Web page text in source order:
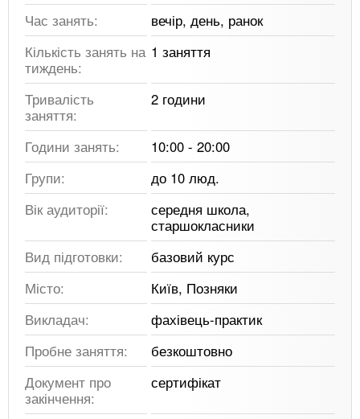
Час занять:
вечір, день, ранок
Кількість занять на
тиждень:
1 заняття
Тривалість
заняття:
2 години
Години занять:
10:00 - 20:00
Групи:
до 10 люд.
Вік аудиторії:
середня школа,
старшокласники
Вид підготовки:
базовий курс
Місто:
Київ, Позняки
Викладач:
фахівець-практик
Пробне заняття:
безкоштовно
Документ про
закінчення:
сертифікат